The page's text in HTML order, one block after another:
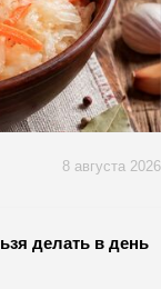
8 августа 2026
делать в день